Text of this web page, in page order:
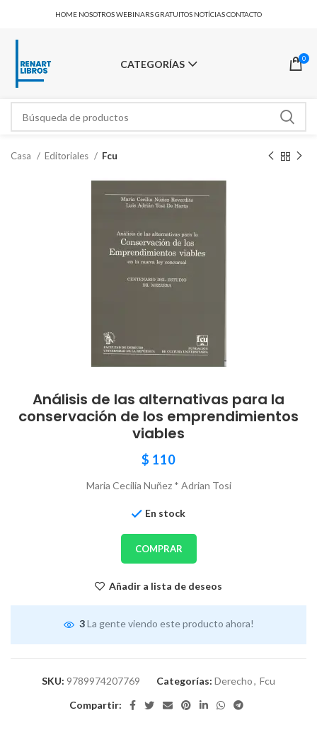
HOME NOSOTROSWEBINARS GRATUITOS NOTÍCIASCONTACTO
CATEGORÍAS 0
Casa Editoriales Fcu
Análisis de las alternativas para la
conservación de los emprendimientos
viables
$ 110
Maria Cecilia Nuñez * Adrian Tosi
En stock
COMPRAR
Añadir a lista de deseos
3 La gente viendo este producto ahora!
SKU: 9789974207769 Categorías: Derecho, Fcu
Compartir: